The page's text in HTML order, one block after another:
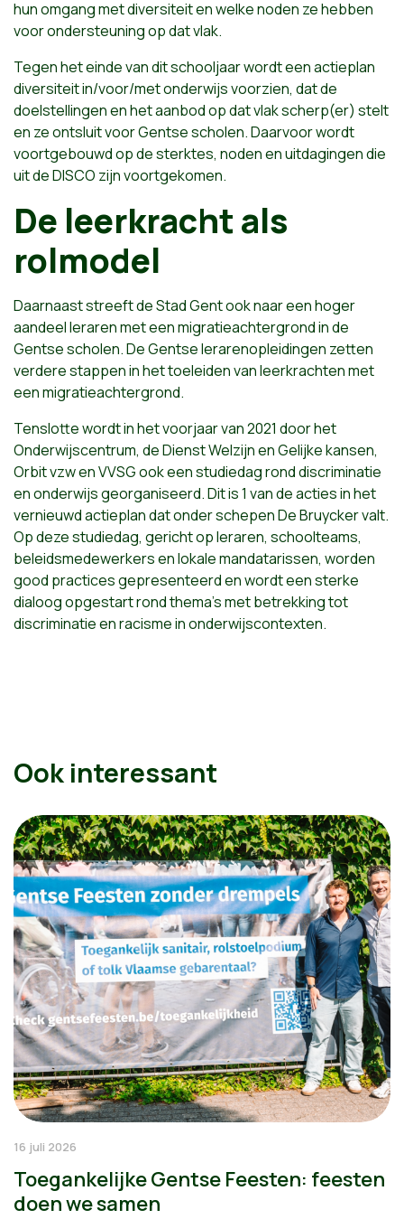
hun omgang met diversiteit en welke noden ze hebben
voor ondersteuning op dat vlak.
Tegen het einde van dit schooljaar wordt een actieplan
diversiteit in/voor/met onderwijs voorzien, dat de
doelstellingen en het aanbod op dat vlak scherp(er) stelt
en ze ontsluit voor Gentse scholen. Daarvoor wordt
voortgebouwd op de sterktes, noden en uitdagingen die
uit de DISCO zijn voortgekomen.
De leerkracht als
rolmodel
Daarnaast streeft de Stad Gent ook naar een hoger
aandeel leraren met een migratieachtergrond in de
Gentse scholen. De Gentse lerarenopleidingen zetten
verdere stappen in het toeleiden van leerkrachten met
een migratieachtergrond.
Tenslotte wordt in het voorjaar van 2021 door het
Onderwijscentrum, de Dienst Welzijn en Gelijke kansen,
Orbit vzw en VVSG ook een studiedag rond discriminatie
en onderwijs georganiseerd. Dit is 1 van de acties in het
vernieuwd actieplan dat onder schepen De Bruycker valt.
Op deze studiedag, gericht op leraren, schoolteams,
beleidsmedewerkers en lokale mandatarissen, worden
good practices gepresenteerd en wordt een sterke
dialoog opgestart rond thema’s met betrekking tot
discriminatie en racisme in onderwijscontexten.
Ook interessant
16 juli 2026
Toegankelijke Gentse Feesten: feesten
doen we samen